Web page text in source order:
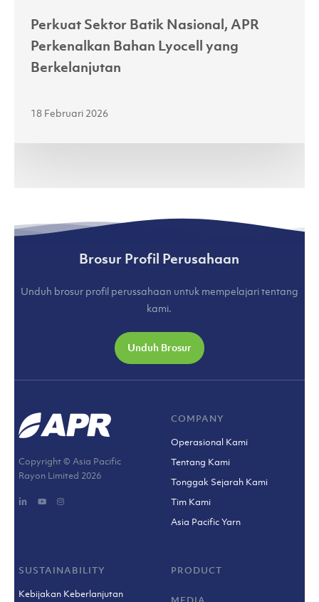
Perkuat Sektor Batik Nasional, APR
Perkenalkan Bahan Lyocell yang
Berkelanjutan
18 Februari 2026
Brosur Profil Perusahaan
Unduh brosur profil perussahaan untuk mempelajari tentang
kami.
Unduh Brosur
Copyright © Asia Pacific
Rayon Limited 2026
COMPANY
Operasional Kami
Tentang Kami
Tonggak Sejarah Kami
Tim Kami
Asia Pacific Yarn
SUSTAINABILITY
Kebijakan Keberlanjutan
PRODUCT